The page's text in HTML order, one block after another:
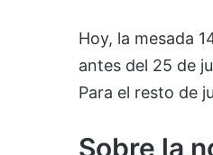
Hoy, la mesada
antes del 25 de
Para el resto de
Sobre la